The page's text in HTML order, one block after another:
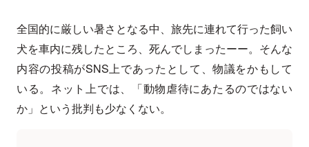
全国的に厳しい暑さとなる中、旅先に連れて行った飼い
犬を車内に残したところ、死んでしまったーー。そんな
内容の投稿がSNS上であったとして、物議をかもして
いる。ネット上では、「動物虐待にあたるのではない
か」という批判も少なくない。